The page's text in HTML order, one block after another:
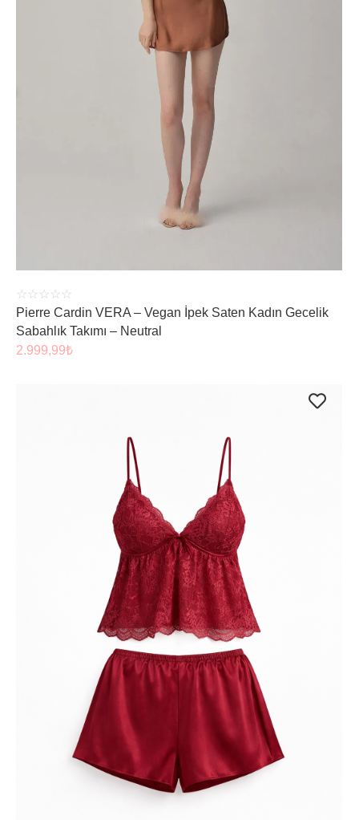
ÜRÜNÜ İNCELE
☆ ☆ ☆ ☆ ☆
Pierre Cardin VERA – Vegan İpek Saten Kadın Gecelik
Sabahlık Takımı – Neutral
2.999,99₺
ÜRÜNÜ İNCELE